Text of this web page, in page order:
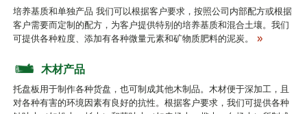
培养基质和单独产品 我们可以根据客户要求，按照公司内部配方或根据
客户需要而定制的配方，为客户提供特别的培养基质和混合土壤。我们
可提供各种粒度、添加有各种微量元素和矿物质肥料的泥炭。
木材产品
托盘板用于制作各种货盘，也可制成其他木制品。木材便于深加工，且
对各种有害的环境因素有良好的抗性。根据客户要求，我们可提供各种